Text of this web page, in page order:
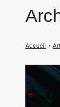
Accueil ›